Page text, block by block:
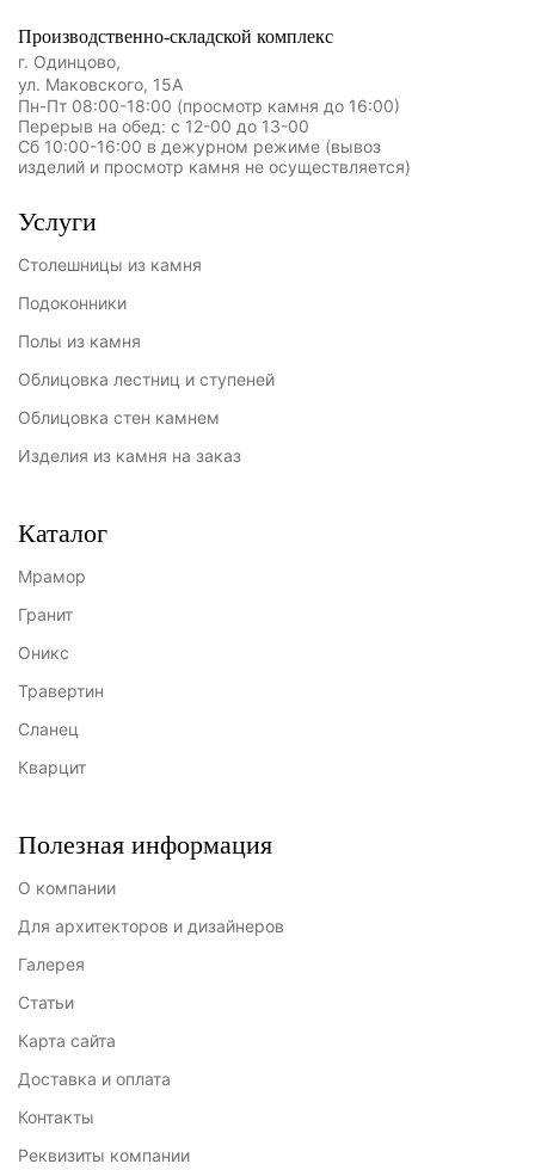
Производственно-складской комплекс
г. Одинцово,
ул. Маковского, 15А
Пн-Пт 08:00-18:00 (просмотр камня до 16:00)
Перерыв на обед: с 12-00 до 13-00
Сб 10:00-16:00 в дежурном режиме (вывоз
изделий и просмотр камня не осуществляется)
Услуги
Столешницы из камня
Подоконники
Полы из камня
Облицовка лестниц и ступеней
Облицовка стен камнем
Изделия из камня на заказ
Каталог
Мрамор
Гранит
Оникс
Травертин
Сланец
Кварцит
Полезная информация
О компании
Для архитекторов и дизайнеров
Галерея
Статьи
Карта сайта
Доставка и оплата
Контакты
Реквизиты компании